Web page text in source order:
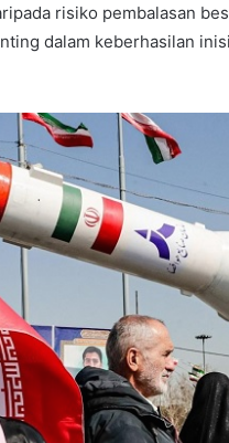
risiko pembalasan
dalam keberhasilan